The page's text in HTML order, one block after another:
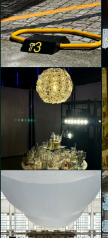
1st (First)
Yvonne Russo
1st (First)
Giacomo Cafaro